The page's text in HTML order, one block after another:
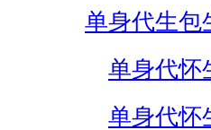
单身代生包
单身代怀
单身代怀